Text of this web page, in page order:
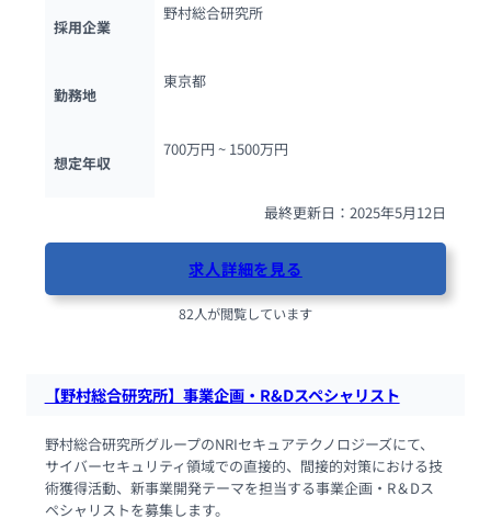
採用企業
野村総合研究所
勤務地
東京都
想定年収
700万円 ~ 1500万円
最終更新日：2025年5月12日
求人詳細を見る
82人が閲覧しています
【野村総合研究所】事業企画・R&Dスペシャリスト
野村総合研究所グループのNRIセキュアテクノロジーズにて、
サイバーセキュリティ領域での直接的、間接的対策における技
術獲得活動、新事業開発テーマを担当する事業企画・R＆Dス
ペシャリストを募集します。